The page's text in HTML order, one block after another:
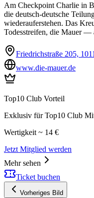
Am Checkpoint Charlie in
die deutsch-deutsche
wiederauferstehen. Das
Todesstreifen, die Mauer —
Friedrichstraße 205,
www.die-mauer.de
Top10 Club Vorteil
Exklusiv für Top10 Club
Wertigkeit ~ 14 €
Jetzt Mitglied werden
Mehr sehen
Ticket buchen
Vorheriges Bild